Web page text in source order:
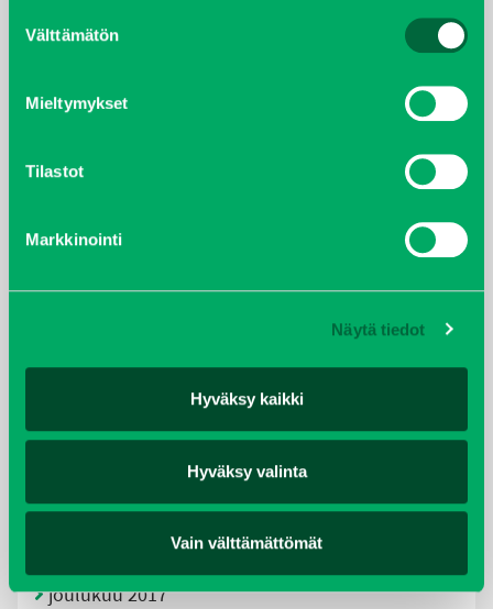
valinta
Välttämätön
Mieltymykset
Tilastot
Markkinointi
Näytä tiedot
Hyväksy kaikki
Hyväksy valinta
Vain välttämättömät
joulukuu 2021
lokakuu 2021
huhtikuu 2019
helmikuu 2019
tammikuu 2018
joulukuu 2017